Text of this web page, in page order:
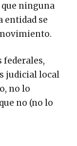
ninguna
entidad se
federales,
judicial local
no lo
no (no lo